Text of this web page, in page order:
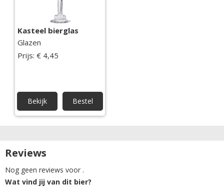
Kasteel bierglas
Glazen
Prijs: € 4,45
Bekijk Bestel
Reviews
Nog geen reviews voor .
Wat vind jij van dit bier?